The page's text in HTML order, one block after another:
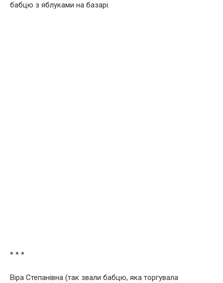
бабцю з яблуками на базарі.
* * *
Віра Степанівна (так звали бабцю, яка торгувала